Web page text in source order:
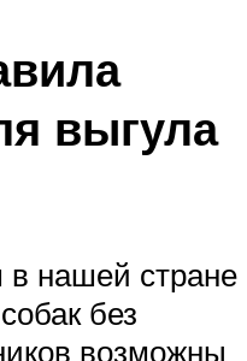
выгула
в нашей стране
без
возможны